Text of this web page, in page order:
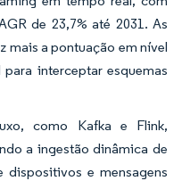
de 23,7% até 2031. As
mais a pontuação em nível
interceptar esquemas
como Kafka e Flink,
a ingestão dinâmica de
dispositivos e mensagens